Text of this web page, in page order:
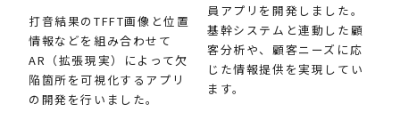
打音結果のTFFT画像と位置
情報などを組み合わせて
AR（拡張現実）によって欠
陥箇所を可視化するアプリ
の開発を行いました。
員アプリを開発しました。
基幹システムと連動した顧
客分析や、顧客ニーズに応
じた情報提供を実現してい
ます。